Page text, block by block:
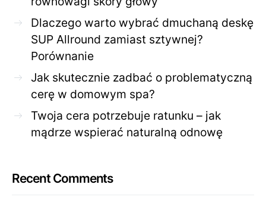
Dlaczego warto wybrać dmuchaną deskę
SUP Allround zamiast sztywnej?
Porównanie
Jak skutecznie zadbać o problematyczną
cerę w domowym spa?
Twoja cera potrzebuje ratunku – jak
mądrze wspierać naturalną odnowę
Recent Comments